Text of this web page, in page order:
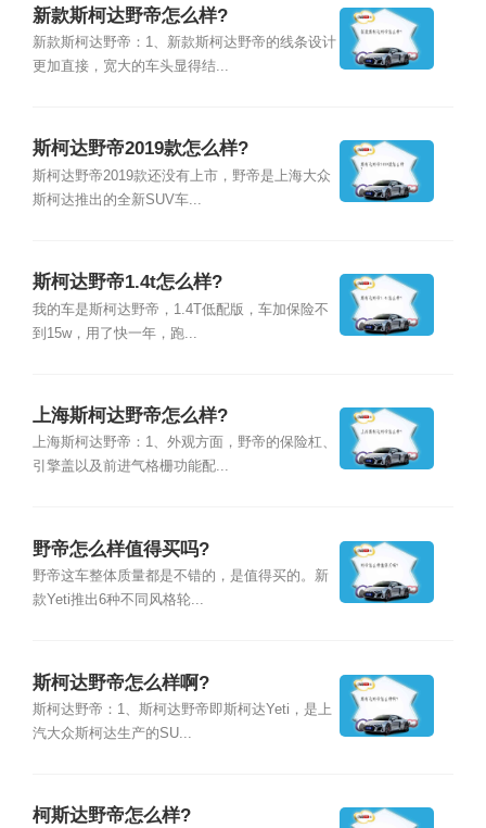
新款斯柯达野帝怎么样?
新款斯柯达野帝：1、新款斯柯达野帝的线条设计
更加直接，宽大的车头显得结...
斯柯达野帝2019款怎么样?
斯柯达野帝2019款还没有上市，野帝是上海大众
斯柯达推出的全新SUV车...
斯柯达野帝1.4t怎么样?
我的车是斯柯达野帝，1.4T低配版，车加保险不
到15w，用了快一年，跑...
上海斯柯达野帝怎么样?
上海斯柯达野帝：1、外观方面，野帝的保险杠、
引擎盖以及前进气格栅功能配...
野帝怎么样值得买吗?
野帝这车整体质量都是不错的，是值得买的。新
款Yeti推出6种不同风格轮...
斯柯达野帝怎么样啊?
斯柯达野帝：1、斯柯达野帝即斯柯达Yeti，是上
汽大众斯柯达生产的SU...
柯斯达野帝怎么样?